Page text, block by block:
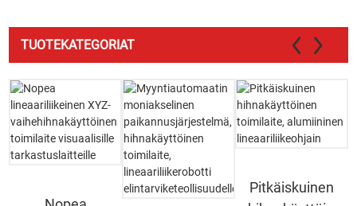
TUOTEKATEGORIAT
Pitkäiskuinen